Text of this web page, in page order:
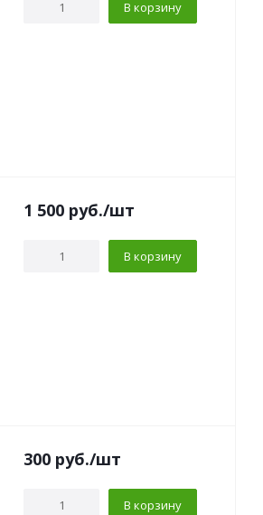
В корзину
1 500 руб./шт
В корзину
300 руб./шт
В корзину